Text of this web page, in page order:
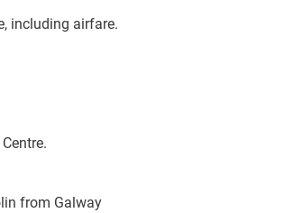
including airfare.
from Galway